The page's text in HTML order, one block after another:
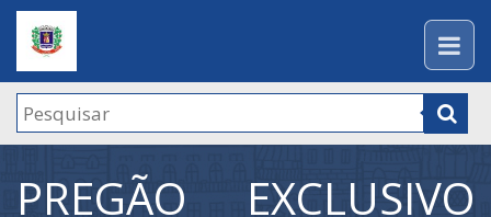
PREGÃO EXCLUSIVO